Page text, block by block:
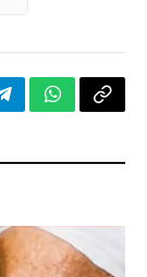
TelegramWhatsApp
Copy